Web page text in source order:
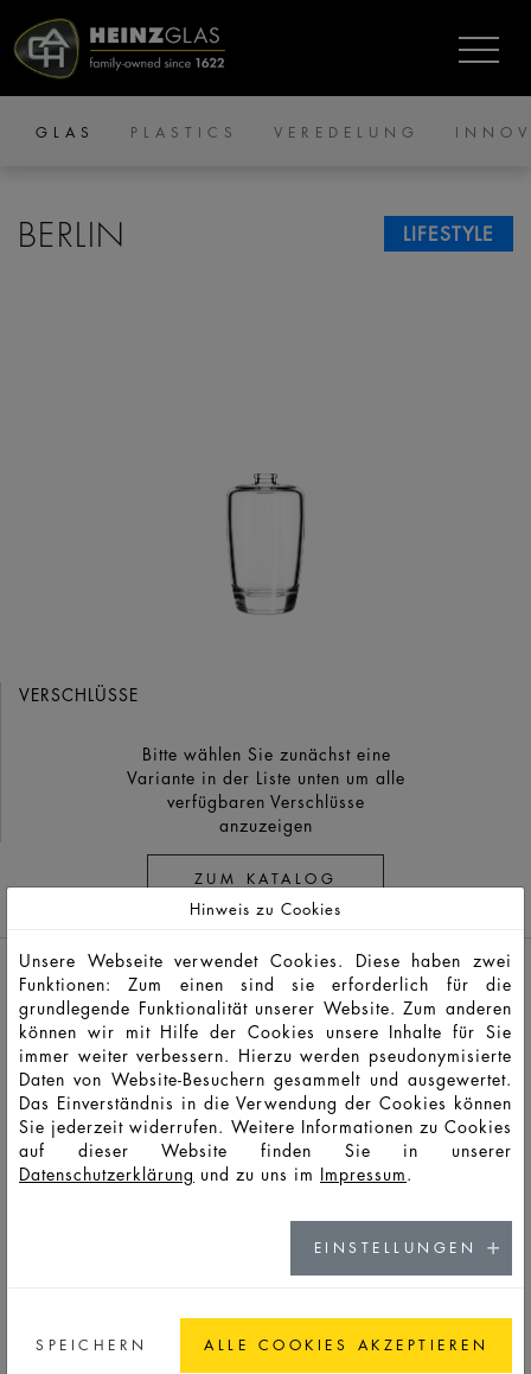
GLAS PLASTICS VEREDELUNG
LIFESTYLE
BERLIN
VERSCHLÜSSE
Bitte wählen Sie zunächst eine
Variante in der Liste unten um alle
verfügbaren Verschlüsse
anzuzeigen
ZUM KATALOG
HD10214 LSO 100 107 130 91,5 53 53 8,8
ZUM KATALOG
ADDICTED TO GLASS
Hinweis zu Cookies
Unsere Webseite verwendet Cookies. Diese haben zwei
Funktionen: Zum einen sind sie erforderlich für die
grundlegende Funktionalität unserer Website. Zum anderen
können wir mit Hilfe der Cookies unsere Inhalte für Sie
immer weiter verbessern. Hierzu werden pseudonymisierte
Daten von Website-Besuchern gesammelt und ausgewertet.
Das Einverständnis in die Verwendung der Cookies können
Sie jederzeit widerrufen. Weitere Informationen zu Cookies
auf dieser Website finden Sie in unserer
Datenschutzerklärung und zu uns im Impressum.
EINSTELLUNGEN
SPEICHERN ALLE COOKIES AKZEPTIEREN